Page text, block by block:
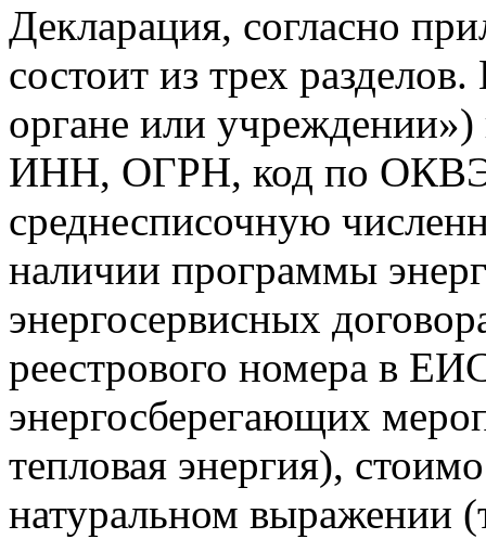
Декларация, согласно
состоит из трех
органе или
ИНН, ОГРН, код по
среднесписочную
наличии программы
энергосервисных
реестрового номера в
энергосберегающих
тепловая энергия),
натуральном выражении